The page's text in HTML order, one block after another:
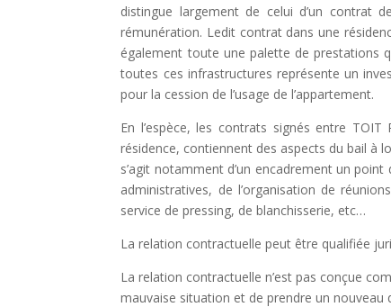
distingue largement de celui d’un contrat
rémunération. Ledit contrat dans une
également toute une palette de prestations
toutes ces infrastructures représente un
pour la cession de l’usage de l’appartement.
En l’espèce, les contrats signés entre
résidence, contiennent des aspects du bail à
s’agit notamment d’un encadrement un point
administratives, de l’organisation de
service de pressing, de blanchisserie, etc…
La relation contractuelle peut être qualifiée
La relation contractuelle n’est pas conçue
mauvaise situation et de prendre un nouveau